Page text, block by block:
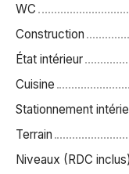
WC
Construction
État intérieur
Cuisine
Stationnement
Terrain
Niveaux (RDC inclus)